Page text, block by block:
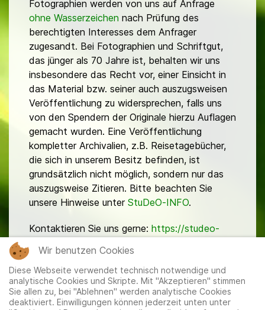
Fotographien werden von uns auf Anfrage
ohne Wasserzeichen nach Prüfung des
berechtigten Interesses dem Anfrager
zugesandt. Bei Fotographien und Schriftgut,
das jünger als 70 Jahre ist, behalten wir uns
insbesondere das Recht vor, einer Einsicht in
das Material bzw. seiner auch auszugsweisen
Veröffentlichung zu widersprechen, falls uns
von den Spendern der Originale hierzu Auflagen
gemacht wurden. Eine Veröffentlichung
kompletter Archivalien, z.B. Reisetagebücher,
die sich in unserem Besitz befinden, ist
grundsätzlich nicht möglich, sondern nur das
auszugsweise Zitieren. Bitte beachten Sie
unsere Hinweise unter StuDeO-INFO.
Kontaktieren Sie uns gerne: https://studeo-
Wir benutzen Cookies
Diese Webseite verwendet technisch notwendige und
analytische Cookies und Skripte. Mit "Akzeptieren" stimmen
Sie allen zu, bei "Ablehnen" werden analytische Cookies
deaktiviert. Einwilligungen können jederzeit unten unter